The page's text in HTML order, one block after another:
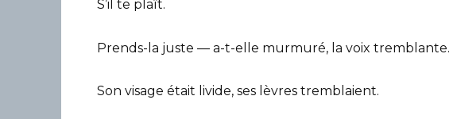
S’il te plaît.
Prends-la juste — a-t-elle murmuré, la voix tremblante.
Son visage était livide, ses lèvres tremblaient.